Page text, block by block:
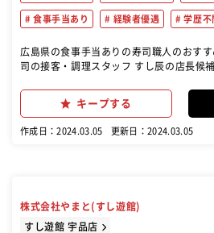
食事手当あり 経験者優遇 学歴不
広島県の食事手当ありの寿司職人のおすすめ転
司の接客・調理スタッフ すし辰の店長候
キープする
作成日：2024.03.05 更新日：2024.03.05
株式会社やまと(すし遊館)
すし遊館 宇品店